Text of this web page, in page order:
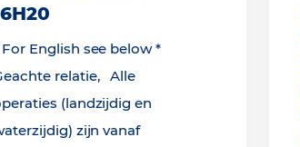
English see below *
relatie, Alle
(landzijdig en
zijn vanaf